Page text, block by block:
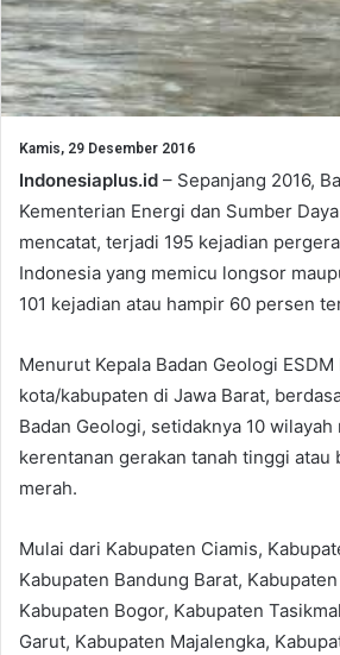
Kamis, 29 Desember 2016
Indonesiaplus.id – Sepanjang 2016,
Kementerian Energi dan Sumber
mencatat, terjadi 195 kejadian
Indonesia yang memicu longsor
101 kejadian atau hampir 60 persen
Menurut Kepala Badan Geologi
kota/kabupaten di Jawa Barat,
Badan Geologi, setidaknya 10 wilayah
kerentanan gerakan tanah tinggi atau
merah.
Mulai dari Kabupaten Ciamis,
Kabupaten Bandung Barat,
Kabupaten Bogor, Kabupaten
Garut, Kabupaten Majalengka,